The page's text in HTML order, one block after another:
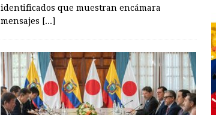
identificados que muestran encámara
mensajes [...]